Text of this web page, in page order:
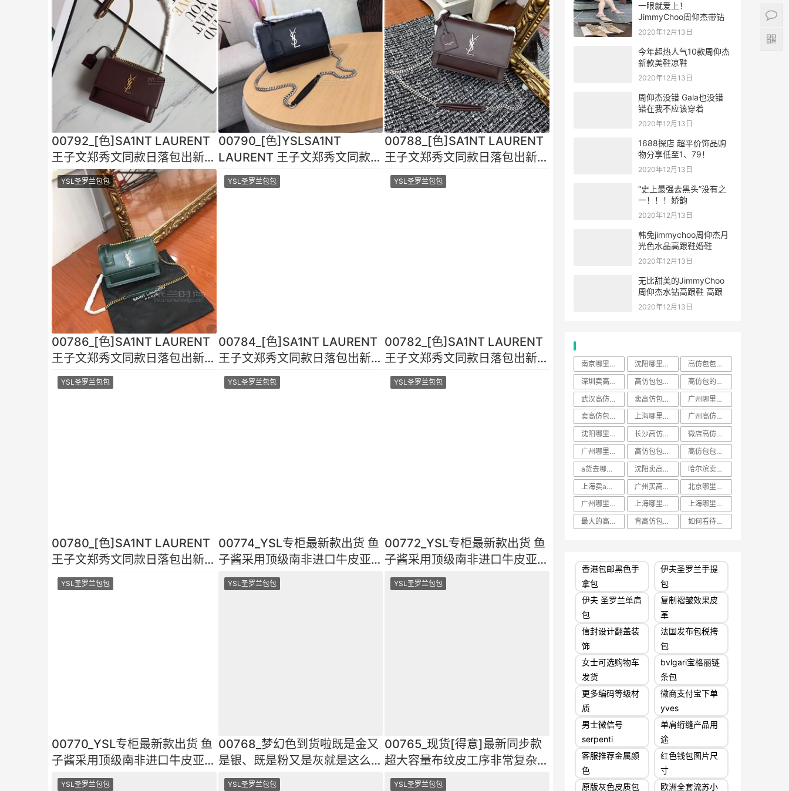
00792_[色]SA1NT LAURENT
王子文郑秀文同款日落包出新纹
路了！顶级进口原单牛皮牙
00790_[色]YSLSA1NT
LAURENT 王子文郑秀文同款日
落包出新纹路了！顶级进口原单
牛
00788_[色]SA1NT LAURENT
王子文郑秀文同款日落包出新纹
路了！顶级进口原单牛皮牙
YSL圣罗兰包包
00786_[色]SA1NT LAURENT
王子文郑秀文同款日落包出新纹
路了！顶级进口原单牛皮牙
YSL圣罗兰包包
00784_[色]SA1NT LAURENT
王子文郑秀文同款日落包出新纹
路了！顶级进口原单牛皮牙
YSL圣罗兰包包
00782_[色]SA1NT LAURENT
王子文郑秀文同款日落包出新纹
路了！顶级进口原单牛皮牙
YSL圣罗兰包包
00780_[色]SA1NT LAURENT
王子文郑秀文同款日落包出新纹
路了！顶级进口原单牛皮牙
YSL圣罗兰包包
00774_YSL专柜最新款出货 鱼
子酱采用顶级南非进口牛皮亚鱼
子酱纹经典才是永恒
YSL圣罗兰包包
00772_YSL专柜最新款出货 鱼
子酱采用顶级南非进口牛皮亚鱼
子酱纹经典才是永恒
YSL圣罗兰包包
00770_YSL专柜最新款出货 鱼
子酱采用顶级南非进口牛皮亚鱼
子酱纹经典才是永恒
YSL圣罗兰包包
00768_梦幻色到货啦既是金又
是银、既是粉又是灰就是这么神
奇无ZP绝对做不来这
YSL圣罗兰包包
00765_现货[得意]最新同步款
超大容量布纹皮工序非常复杂给
你们不一样的视觉效
YSL圣罗兰包包 YSL圣罗兰包包 YSL圣罗兰包包
一眼就爱上！
JimmyChoo周仰杰带钻
高跟凉鞋
2020年12月13日
今年超热人气10款周仰杰
新款美鞋凉鞋
2020年12月13日
周仰杰没错 Gala也没错
错在我不应该穿着
2020年12月13日
1688探店 超平价饰品购
物分享低至1、79！
2020年12月13日
“史上最强去黑头”没有之
一！！！娇韵
2020年12月13日
韩免jimmychoo周仰杰月
光色水晶高跟鞋婚鞋
2020年12月13日
无比甜美的JimmyChoo
周仰杰水钻高跟鞋 高跟
2020年12月13日
南京哪里卖a货的地方 沈阳哪里买包包好
高仿包包在哪里找
深圳卖高仿的地方
高仿包包多少钱一个
高仿包的款式
武汉高仿包包实体店
卖高仿包怎么介绍自己
广州哪里卖高仿包包
卖高仿包包的网站
上海哪里有卖a货的地方
广州高仿包什么价格
沈阳哪里买包的地方多
长沙高仿包包
微店高仿包包质量怎么样
广州哪里买高仿包包
高仿包包在哪里买多少钱
高仿包包多少钱
a货去哪里买
沈阳卖高仿的都在哪
哈尔滨卖高仿一条街
上海卖a货的地方老外喜欢的
广州买高仿包在哪里买最多
北京哪里有卖高仿运动的
广州哪里有卖高仿a货的
上海哪里有卖高仿包包的地方
上海哪里买包包比较好
最大的高仿包网站
背高仿包可耻吗 如何看待背高仿包
香港包邮黑色手
拿包
伊夫圣罗兰手提
包
伊夫 圣罗兰单肩
包
复制褶皱效果皮
革
信封设计翻盖装
饰
法国发布包税挎
包
女士可选购物车
发货
bvlgari宝格丽链
条包
更多编码等级材
质
微商支付宝下单
yves
男士微信号
serpenti
单肩绗缝产品用
途
客服推荐金属颜
色
红色钱包图片尺
寸
原版灰色皮质包
欧洲全套流苏小